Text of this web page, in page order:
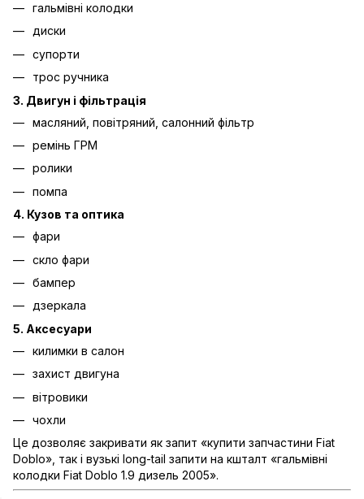
гальмівні колодки
диски
супорти
трос ручника
3. Двигун і фільтрація
масляний, повітряний, салонний фільтр
ремінь ГРМ
ролики
помпа
4. Кузов та оптика
фари
скло фари
бампер
дзеркала
5. Аксесуари
килимки в салон
захист двигуна
вітровики
чохли
Це дозволяє закривати як запит «купити запчастини Fiat
Doblo», так і вузькі long-tail запити на кшталт «гальмівні
колодки Fiat Doblo 1.9 дизель 2005».